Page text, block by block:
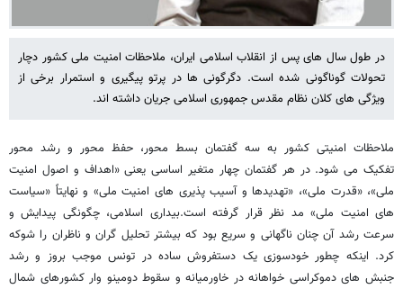
در طول سال های پس از انقلاب اسلامی ایران، ملاحظات امنیت ملی کشور دچار
تحولات گوناگونی شده است. دگرگونی ها در پرتو پیگیری و استمرار برخی از
ویژگی های کلان نظام مقدس جمهوری اسلامی جریان داشته اند.
ملاحظات امنیتی کشور به سه گفتمان بسط محور، حفظ محور و رشد محور
تفکیک می شود.در هر گفتمان چهار متغیر اساسی یعنی«اهداف و اصول امنیت
ملی»، «قدرت ملی»، «تهدیدها و آسیب پذیری های امنیت ملی» و نهایتاً «سیاست
های امنیت ملی» مد نظر قرار گرفته است.بیداری اسلامی، چگونگی پیدایش و
سرعت رشد آن چنان ناگهانی و سریع بود که بیشتر تحلیل گران و ناظران را شوکه
کرد. اینکه چطور خودسوزی یک دستفروش ساده در تونس موجب بروز و رشد
جنبش های دموکراسی خواهانه در خاورمیانه و سقوط دومینو وار کشورهای شمال